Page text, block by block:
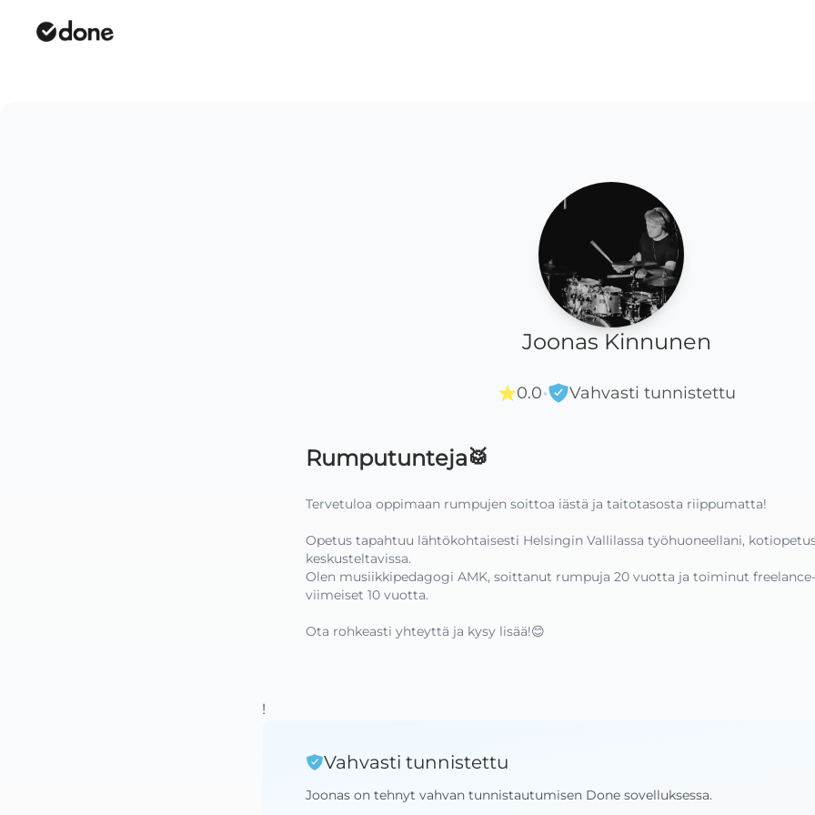
Joonas Kinnunen
0.0· Vahvasti tunnistettu
Rumputunteja🥁
Tervetuloa oppimaan rumpujen soittoa iästä ja taitotasosta riippumatta!
Opetus tapahtuu lähtökohtaisesti Helsingin Vallilassa työhuoneellani,
keskusteltavissa.
Olen musiikkipedagogi AMK, soittanut rumpuja 20 vuotta ja toiminut
viimeiset 10 vuotta.
Ota rohkeasti yhteyttä ja kysy lisää!😊
!
Vahvasti tunnistettu
Joonas on tehnyt vahvan tunnistautumisen Done sovelluksessa.